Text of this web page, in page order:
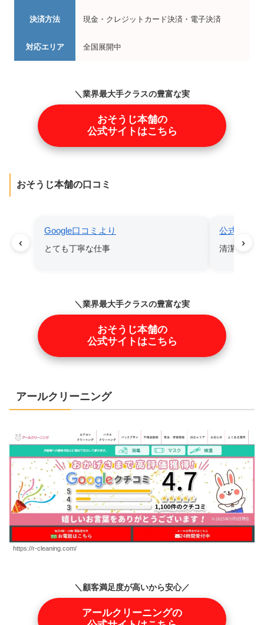
決済方法 現金・クレジットカード決済・電子決済
対応エリア 全国展開中
＼業界最大手クラスの豊富な実
おそうじ本舗の
公式サイトはこちら
おそうじ本舗の口コミ
‹
Google口コミより
とても丁寧な仕事
公式サイ
清潔、丁寧
›
＼業界最大手クラスの豊富な実
おそうじ本舗の
公式サイトはこちら
アールクリーニング
https://r-cleaning.com/
＼顧客満足度が高いから安心／
アールクリーニングの